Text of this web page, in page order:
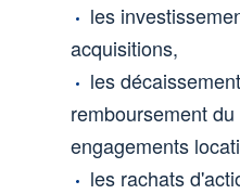
les
acquisitions,
les
remboursement
engagements
les rachats